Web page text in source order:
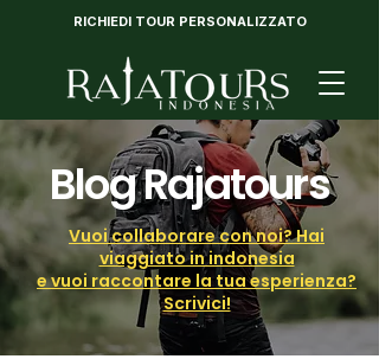
RICHIEDI TOUR PERSONALIZZATO
Blog Rajatours
Vuoi collaborare con noi? Hai
viaggiato in indonesia
e vuoi raccontare la tua esperienza?
Scrivici!